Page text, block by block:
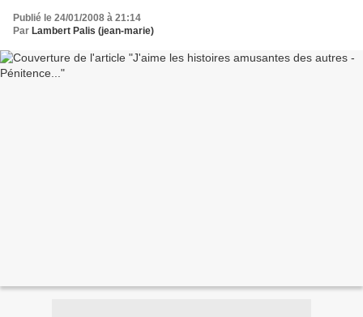
Publié le 24/01/2008 à 21:14
Par Lambert Palis (jean-marie)